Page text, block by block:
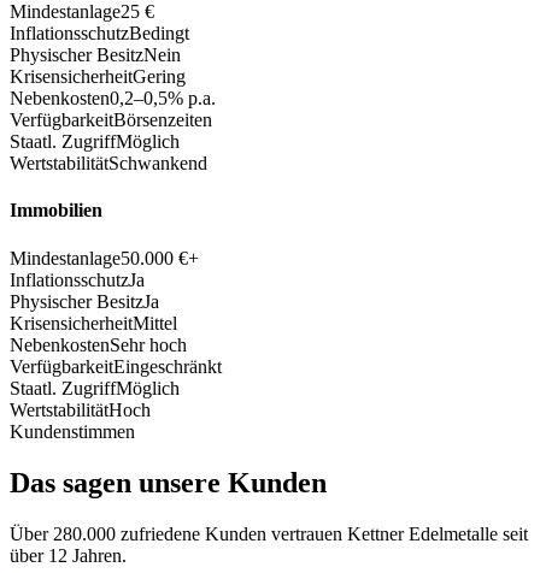
Mindestanlage25 €
InflationsschutzBedingt
Physischer BesitzNein
KrisensicherheitGering
Nebenkosten0,2–0,5% p.a.
VerfügbarkeitBörsenzeiten
Staatl. ZugriffMöglich
WertstabilitätSchwankend
Immobilien
Mindestanlage50.000 €+
InflationsschutzJa
Physischer BesitzJa
KrisensicherheitMittel
NebenkostenSehr hoch
VerfügbarkeitEingeschränkt
Staatl. ZugriffMöglich
WertstabilitätHoch
Kundenstimmen
Das sagen unsere Kunden
Über 280.000 zufriedene Kunden vertrauen Kettner Edelmetalle seit
über 12 Jahren.